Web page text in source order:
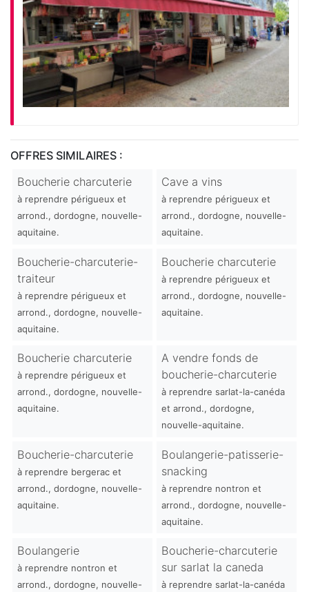
OFFRES SIMILAIRES :
Boucherie charcuterie
à reprendre périgueux et
arrond., dordogne, nouvelle-
aquitaine.
Cave a vins
à reprendre périgueux et
arrond., dordogne, nouvelle-
aquitaine.
Boucherie-charcuterie-
traiteur
à reprendre périgueux et
arrond., dordogne, nouvelle-
aquitaine.
Boucherie charcuterie
à reprendre périgueux et
arrond., dordogne, nouvelle-
aquitaine.
Boucherie charcuterie
à reprendre périgueux et
arrond., dordogne, nouvelle-
aquitaine.
A vendre fonds de
boucherie-charcuterie
à reprendre sarlat-la-canéda
et arrond., dordogne,
nouvelle-aquitaine.
Boucherie-charcuterie
à reprendre bergerac et
arrond., dordogne, nouvelle-
aquitaine.
Boulangerie-patisserie-
snacking
à reprendre nontron et
arrond., dordogne, nouvelle-
aquitaine.
Boulangerie
à reprendre nontron et
arrond., dordogne, nouvelle-
Boucherie-charcuterie
sur sarlat la caneda
à reprendre sarlat-la-canéda